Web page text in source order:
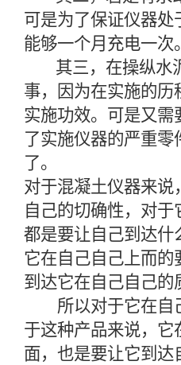
可是为了保证仪器
能够一个月充电一次
其三，在操纵水泥
事，因为在实施的
实施功效。可是又
了实施仪器的严重
了。
对于混凝土仪器来
自己的切确性，对
都是要让自己到达什
它在自己自己上而
到达它在自己自己
所以对于它在自己
于这种产品来说，
面，也是要让它到